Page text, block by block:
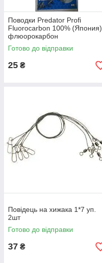
Поводки Predator Profi
Fluorocarbon 100% (Япония)
флюорокарбон
Готово до відправки
25 ₴
Повідець на хижака 1*7 уп.
2шт
Готово до відправки
37 ₴